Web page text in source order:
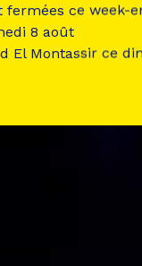
fermées ce week-
8 août
El Montassir ce